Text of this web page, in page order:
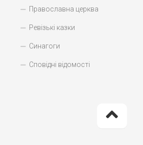
Православна церква
Ревізькі казки
Синагоги
Сповідні відомості